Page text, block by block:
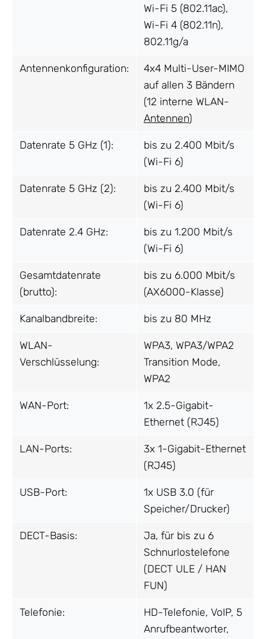
Wi-Fi 5 (802.11ac),
Wi-Fi 4 (802.11n),
802.11g/a
Antennenkonfiguration:
4x4 Multi-User-MIMO
auf allen 3 Bändern
(12 interne WLAN-
Antennen)
Datenrate 5 GHz (1):
bis zu 2.400 Mbit/s
(Wi-Fi 6)
Datenrate 5 GHz (2):
bis zu 2.400 Mbit/s
(Wi-Fi 6)
Datenrate 2.4 GHz:
bis zu 1.200 Mbit/s
(Wi-Fi 6)
Gesamtdatenrate
(brutto):
bis zu 6.000 Mbit/s
(AX6000-Klasse)
Kanalbandbreite: bis zu 80 MHz
WLAN-
Verschlüsselung:
WPA3, WPA3/WPA2
Transition Mode,
WPA2
WAN-Port:
1x 2.5-Gigabit-
Ethernet (RJ45)
LAN-Ports:
3x 1-Gigabit-Ethernet
(RJ45)
USB-Port:
1x USB 3.0 (für
Speicher/Drucker)
DECT-Basis:
Ja, für bis zu 6
Schnurlostelefone
(DECT ULE / HAN
FUN)
Telefonie:
HD-Telefonie, VoIP, 5
Anrufbeantworter,